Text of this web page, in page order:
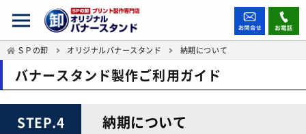
ＳＰの卸 オリジナルバナースタンド 納期について
バナースタンド製作ご利用ガイド
STEP.4 納期について